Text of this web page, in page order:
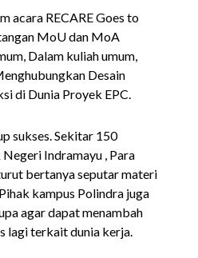
acara RECARE Goes to
MoU dan MoA
Dalam kuliah umum,
Desain
di Dunia Proyek EPC.
sukses. Sekitar 150
Indramayu , Para
bertanya seputar materi
kampus Polindra juga
agar dapat menambah
lagi terkait dunia kerja.